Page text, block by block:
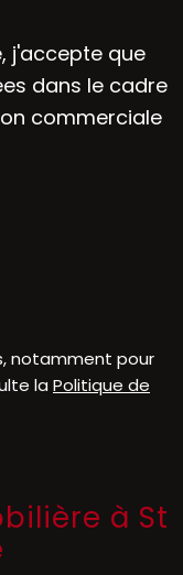
j'accepte que
dans le cadre
commerciale
notamment pour
la Politique de
à St